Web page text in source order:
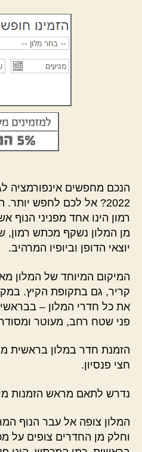
הנכם מחפשים אינפורמציה
2022? אל לכם לחפש
רמון הינו אחד מפניני הנוף
מן המלון נשקף מכתש רמון,
יוצאי הדופן וביופיו המרהיב.
המיקום המיוחד של המלון
קריר, גם בתקופת הקיץ.
את כל חדרי המלון –
פני שטח רחב, מעוטר
הזמנת חדר במלון בראשית
חצי פנסיון.
נדרש לתאם מראש הזמנות
המלון צופה אל עבר הנוף
וחלק מן החדרים צופים על